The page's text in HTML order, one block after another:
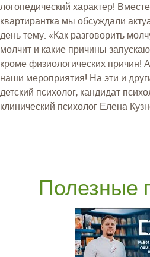
логопедический характер!
квартирантка мы обсуждали
день тему: «Как разговорить
молчит и какие причины
кроме физиологических причин!
наши мероприятия! На эти и
детский психолог, кандидат
клинический психолог Елена
Полезные